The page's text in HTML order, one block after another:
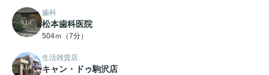
歯科
松本歯科医院
504ｍ（7分）
生活雑貨店
キャン・ドゥ駒沢店